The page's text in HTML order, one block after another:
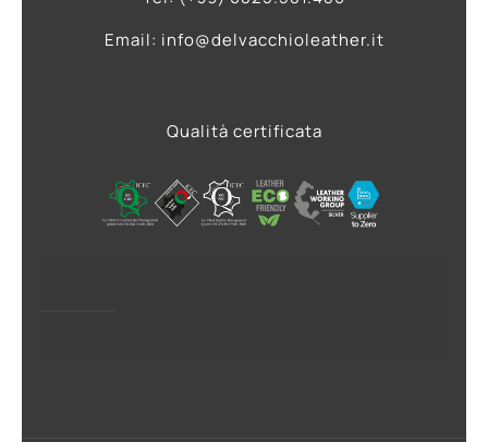
Email: info@delvacchioleather.it
Qualità certificata